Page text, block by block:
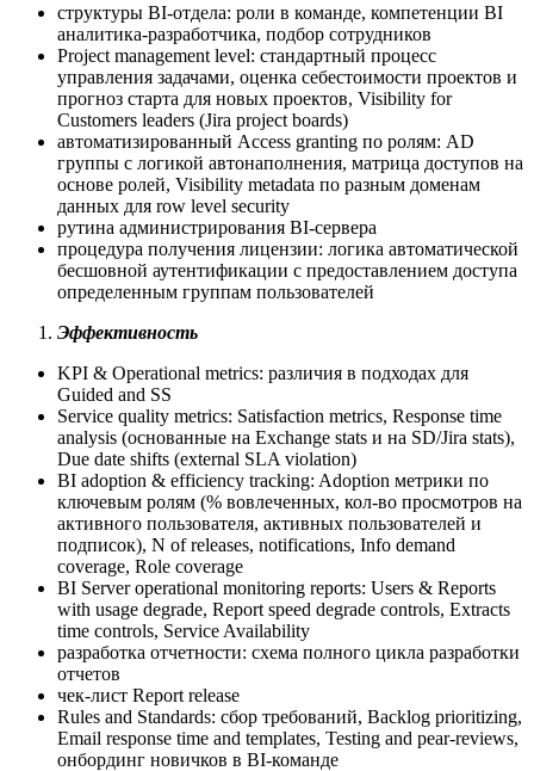
структуры BI-отдела: роли в команде, компетенции BI
аналитика-разработчика, подбор сотрудников
Project management level: стандартный процесс
управления задачами, оценка себестоимости проектов и
прогноз старта для новых проектов, Visibility for
Customers leaders (Jira project boards)
автоматизированный Access granting по ролям: AD
группы с логикой автонаполнения, матрица доступов на
основе ролей, Visibility metadata по разным доменам
данных для row level security
рутина администрирования BI-сервера
процедура получения лицензии: логика автоматической
бесшовной аутентификации с предоставлением доступа
определенным группам пользователей
Эффективность
KPI & Operational metrics: различия в подходах для
Guided and SS
Service quality metrics: Satisfaction metrics, Response time
analysis (основанные на Exchange stats и на SD/Jira stats),
Due date shifts (external SLA violation)
BI adoption & efficiency tracking: Adoption метрики по
ключевым ролям (% вовлеченных, кол-во просмотров на
активного пользователя, активных пользователей и
подписок), N of releases, notifications, Info demand
coverage, Role coverage
BI Server operational monitoring reports: Users & Reports
with usage degrade, Report speed degrade controls, Extracts
time controls, Service Availability
разработка отчетности: cхема полного цикла разработки
отчетов
чек-лист Report release
Rules and Standards: сбор требований, Backlog prioritizing,
Email response time and templates, Testing and pear-reviews,
онбординг новичков в BI-команде